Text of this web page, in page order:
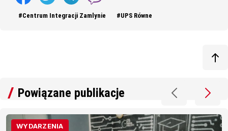
#Centrum Integracji Zamlynie #UPS Równe
Powiązane publikacje
WYDARZENIA